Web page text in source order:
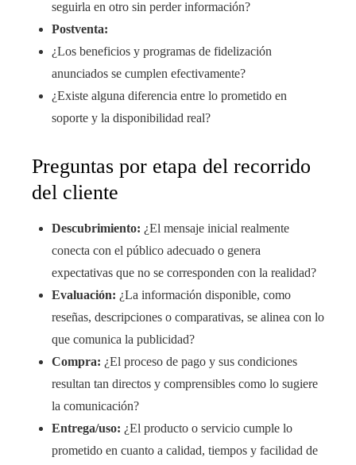
seguirla en otro sin perder información?
Postventa:
¿Los beneficios y programas de fidelización
anunciados se cumplen efectivamente?
¿Existe alguna diferencia entre lo prometido en
soporte y la disponibilidad real?
Preguntas por etapa del recorrido
del cliente
Descubrimiento: ¿El mensaje inicial realmente
conecta con el público adecuado o genera
expectativas que no se corresponden con la realidad?
Evaluación: ¿La información disponible, como
reseñas, descripciones o comparativas, se alinea con lo
que comunica la publicidad?
Compra: ¿El proceso de pago y sus condiciones
resultan tan directos y comprensibles como lo sugiere
la comunicación?
Entrega/uso: ¿El producto o servicio cumple lo
prometido en cuanto a calidad, tiempos y facilidad de